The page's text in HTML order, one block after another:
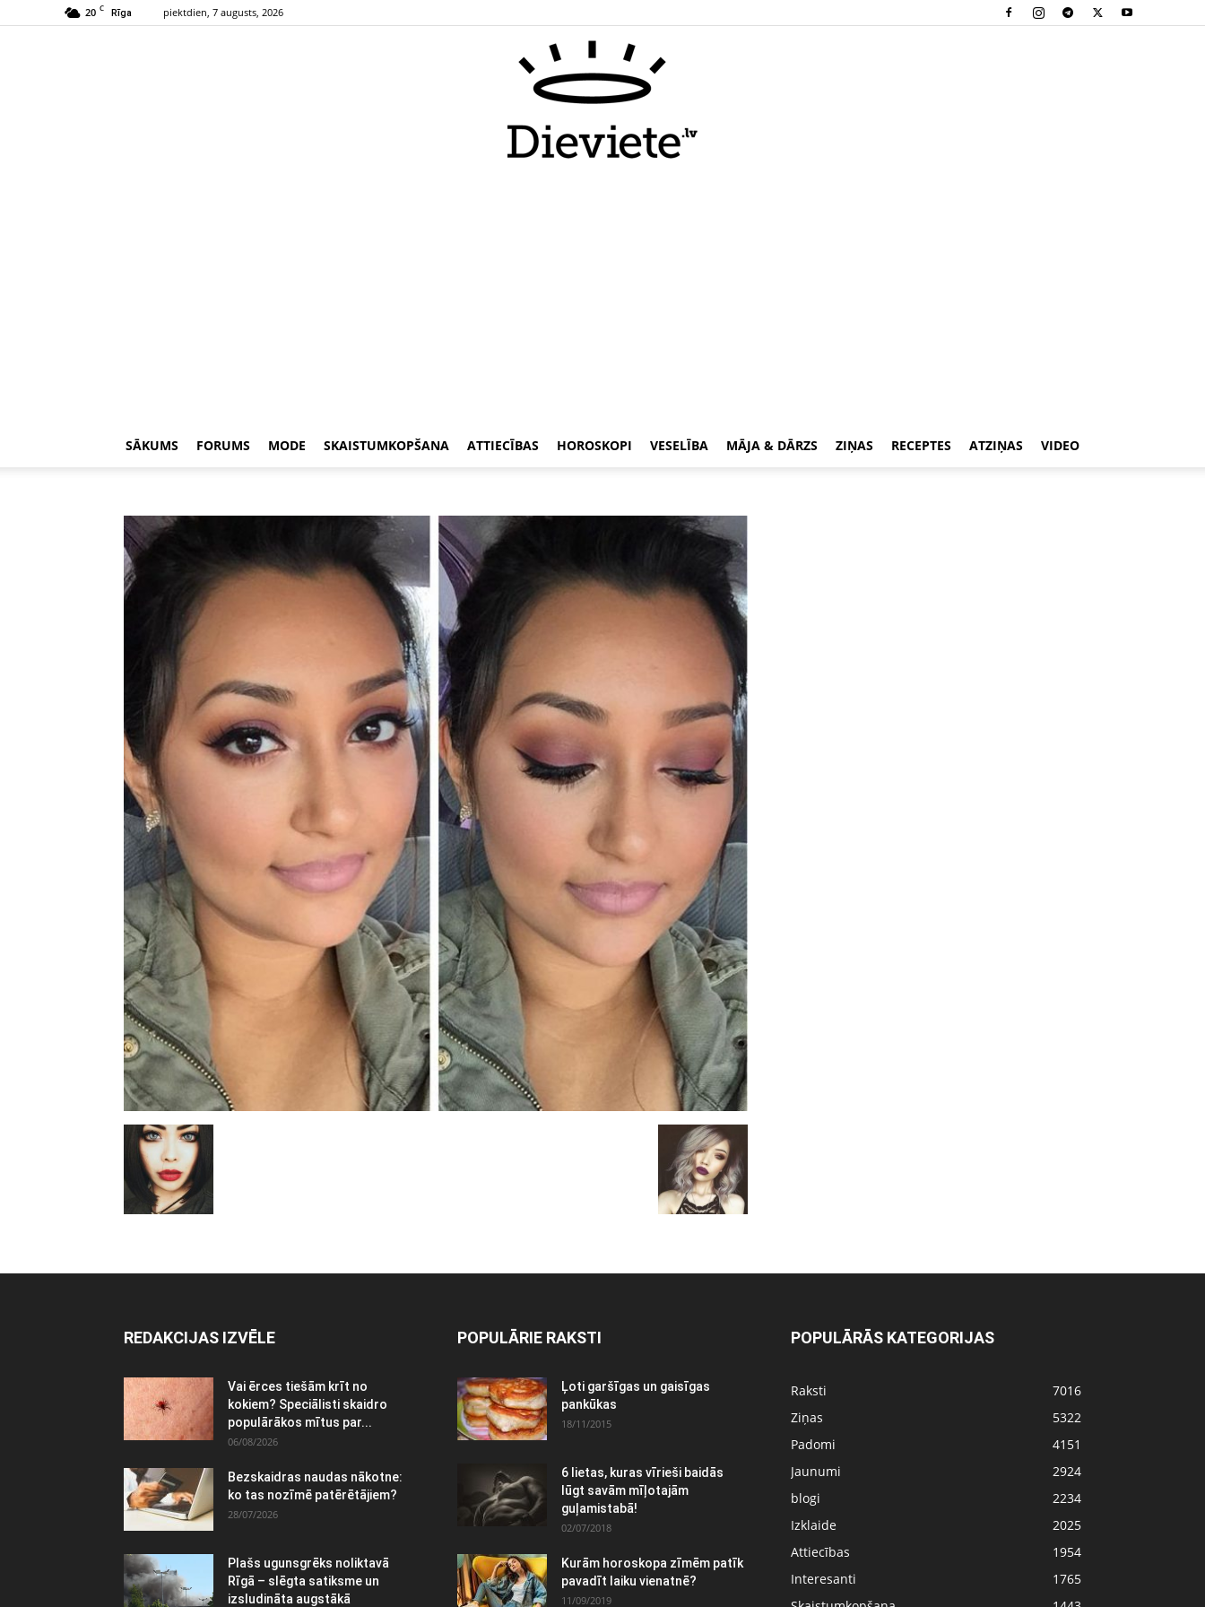
20 C Rīga piektdien, 7 augusts, 2026
SĀKUMS FORUMS MODE SKAISTUMKOPŠANA ATTIECĪBAS HOROSKOPI VESELĪBA MĀJA & DĀRZS ZIŅAS RECEPTES ATZIŅAS VIDEO
REDAKCIJAS IZVĒLE
Vai ērces tiešām krīt no
kokiem? Speciālisti skaidro
populārākos mītus par...
06/08/2026
Bezskaidras naudas nākotne:
ko tas nozīmē patērētājiem?
28/07/2026
Plašs ugunsgrēks noliktavā
Rīgā – slēgta satiksme un
izsludināta augstākā
POPULĀRIE RAKSTI
Ļoti garšīgas un gaisīgas
pankūkas
18/11/2015
6 lietas, kuras vīrieši baidās
lūgt savām mīļotajām
guļamistabā!
02/07/2018
Kurām horoskopa zīmēm patīk
pavadīt laiku vienatnē?
11/09/2019
POPULĀRĀS KATEGORIJAS
Raksti
7016
Ziņas
5322
Padomi
4151
Jaunumi
2924
blogi
2234
Izklaide
2025
Attiecības
1954
Interesanti
1765